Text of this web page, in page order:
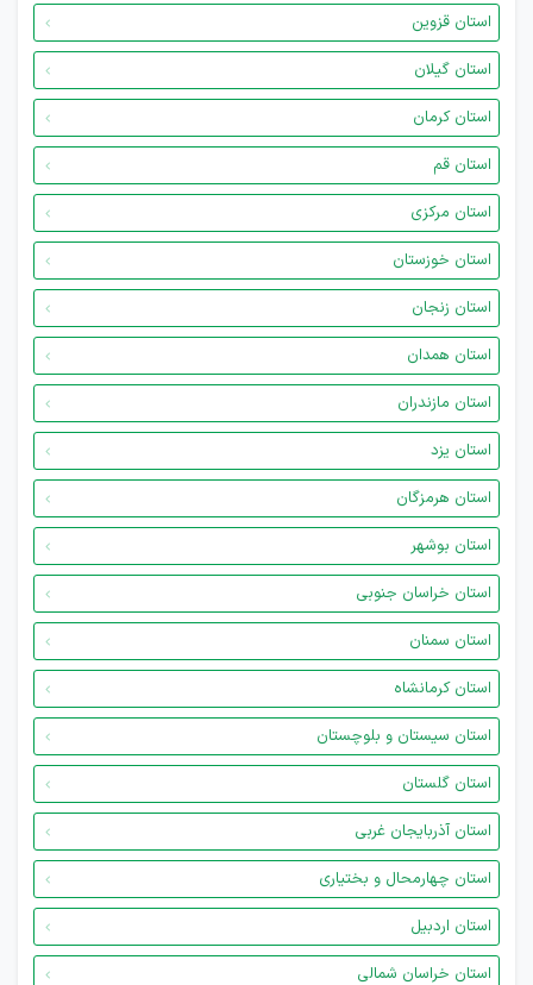
استان قزوین
استان گیلان
استان کرمان
استان قم
استان مرکزی
استان خوزستان
استان زنجان
استان همدان
استان مازندران
استان یزد
استان هرمزگان
استان بوشهر
استان خراسان جنوبی
استان سمنان
استان کرمانشاه
استان سیستان و بلوچستان
استان گلستان
استان آذربایجان غربی
استان چهارمحال و بختیاری
استان اردبیل
استان خراسان شمالی